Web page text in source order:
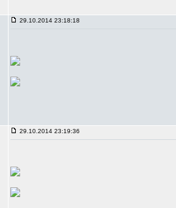
29.10.2014 23:18:18
29.10.2014 23:19:36